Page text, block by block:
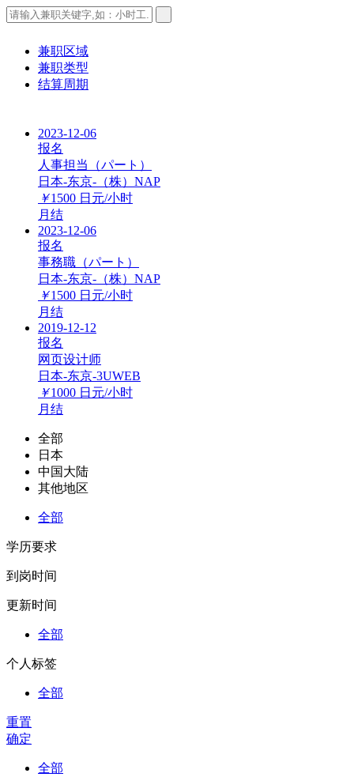
兼职区域
兼职类型
结算周期
2023-12-06
报名
人事担当（パート）
日本-东京-（株）NAP
￥1500 日元/小时
月结
2023-12-06
报名
事務職（パート）
日本-东京-（株）NAP
￥1500 日元/小时
月结
2019-12-12
报名
网页设计师
日本-东京-3UWEB
￥1000 日元/小时
月结
全部
日本
中国大陆
其他地区
全部
学历要求
到岗时间
更新时间
全部
个人标签
全部
重置
确定
全部